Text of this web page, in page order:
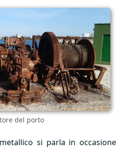
del porto
si parla in occasione